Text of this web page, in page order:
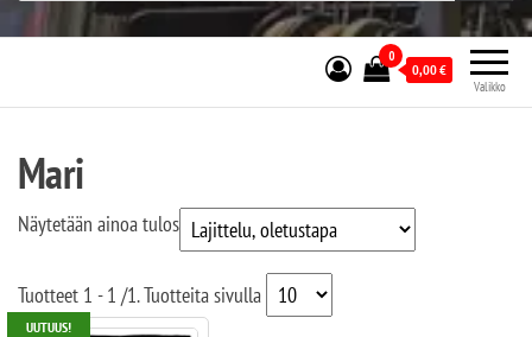
kivijalkakauppa Helsingissä Kallion
sydämessä.
Valikko
0
0,00€
Mari
Näytetään ainoa tulos
Tuotteet 1 - 1 /1. Tuotteita sivulla
UUTUUS!